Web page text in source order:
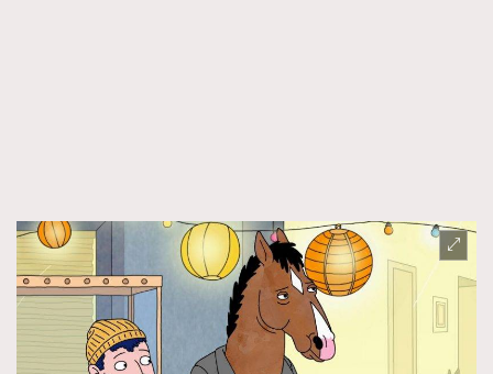
TRENDING